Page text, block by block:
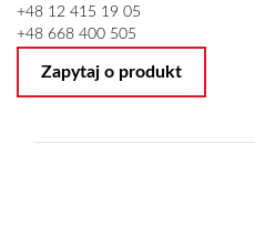
+48 12 415 19 05
+48 668 400 505
Zapytaj o produkt